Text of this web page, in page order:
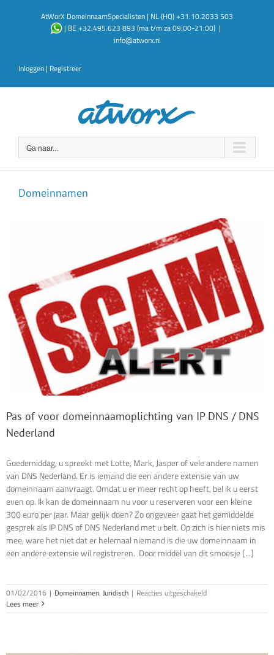
AtWorX DomeinnaamSpecialisten | NL (HQ) +31.10.2033 503
| BE +32.495.623 893 (ma t/m za 09:00-21:00) |
info@atworx.nl
Inloggen | Registreer
Ga naar...
Domeinnamen
Pas of voor domeinnaamoplichting van IP DNS / DNS
Nederland
Goedemiddag, u spreekt met Lotte, Mark, Jasper of vele andere namen
van DNS Nederland. Er is iemand die een andere extensie van uw
domeinnaam aanvraagt. Omdat u er meer recht op heeft, bel ik u eerst
even op. Ik kan de domeinnaam nu voor u reserveren voor een kleine
300 euro per jaar. Maar gelijk doen? Zo ongeveer gaat het gemiddelde
gesprek als IP DNS of DNS Nederland met u belt. Op zich is hier niets mis
mee, ware het niet dat er helemaal niemand is die uw domeinnaam in
een andere extensie wil registreren. Door middel van dit smoesje [...]
01/02/2016 | Domeinnamen, Juridisch | Reacties uitgeschakeldvoor
of
Lees meer